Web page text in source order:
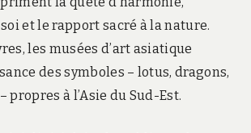
et le rapport sacré à la nature.
les musées d’art asiatique
des symboles – lotus, dragons,
propres à l’Asie du Sud-Est.